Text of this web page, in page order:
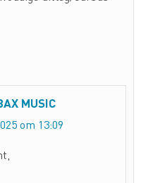
MUSIC
om 13:09